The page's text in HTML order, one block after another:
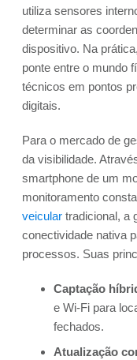
utiliza sensores
determinar as
dispositivo. Na
ponte entre o mundo
técnicos em pontos
digitais.
Para o mercado de
da visibilidade.
smartphone de um
monitoramento
veicular tradicional, a
conectividade nativa
processos. Suas
Captação
e Wi-Fi para
fechados.
Atualização